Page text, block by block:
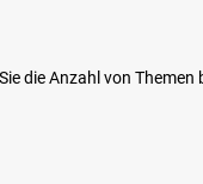
die Anzahl von